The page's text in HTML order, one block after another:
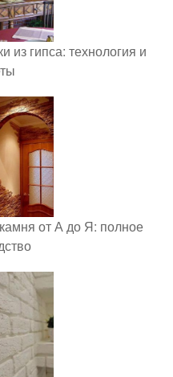
из гипса: технология и
от А до Я: полное